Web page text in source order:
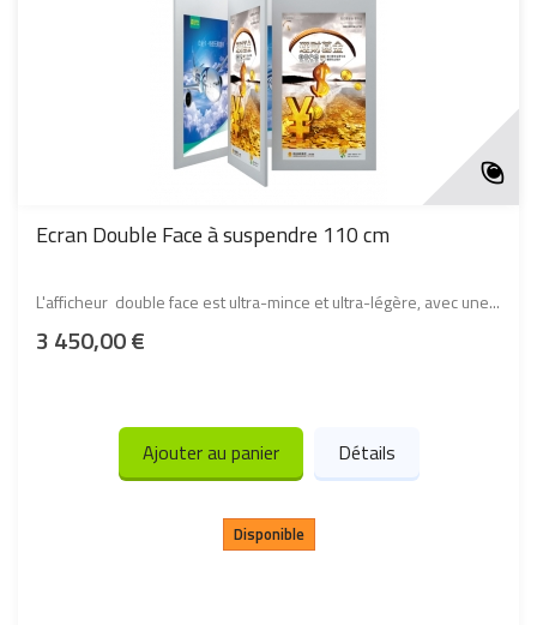
Ecran Double Face à suspendre 110 cm
L'afficheur double face est ultra-mince et ultra-légère, avec une...
3 450,00 €
Ajouter au panier Détails
Disponible